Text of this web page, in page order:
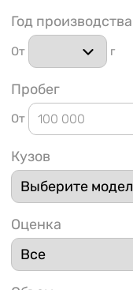
91
Год производства
От г
Пробег
От
Кузов
Оценка